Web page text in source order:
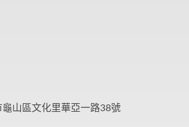
山區文化里華亞一路38號